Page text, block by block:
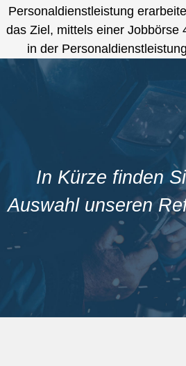
Personaldienstleistung
das Ziel, mittels einer Jobbörse
in der
In Kürze finden
Auswahl unseren